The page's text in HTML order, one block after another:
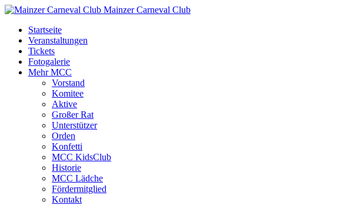
Mainzer Carneval Club
Startseite
Veranstaltungen
Tickets
Fotogalerie
Mehr MCC
Vorstand
Komitee
Aktive
Großer Rat
Unterstützer
Orden
Konfetti
MCC KidsClub
Historie
MCC Lädche
Fördermitglied
Kontakt